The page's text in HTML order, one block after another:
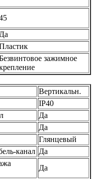
Да
зажимное
Вертикальн.
IP40
Да
Да
Глянцевый
канал Да
Да